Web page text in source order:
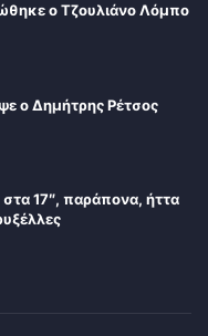
ο Τζουλιάνο Λόμπο
ο Δημήτρης Ρέτσος
17″, παράπονα, ήττα